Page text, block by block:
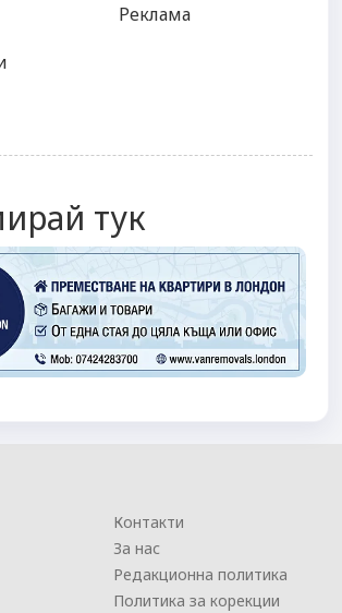
Реклама
тук
Контакти
За нас
Редакционна политика
Политика за корекции